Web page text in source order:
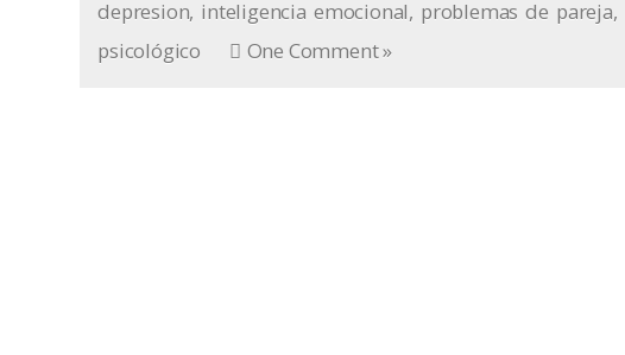
depresion, inteligencia emocional, problemas de pareja,
psicológico
One Comment »